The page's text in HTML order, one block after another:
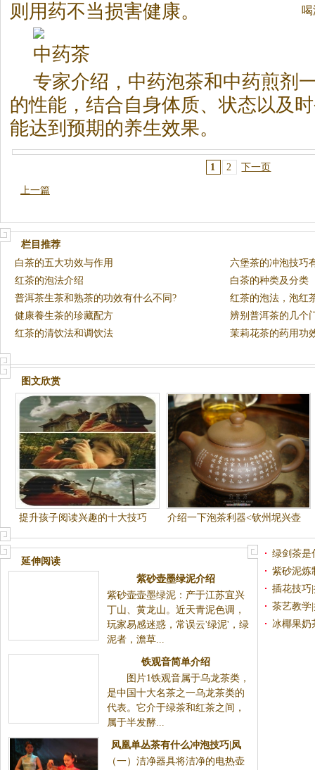
则用药不当损害健康。
中药茶
专家介绍，中药泡茶和中药煎剂
的性能，结合自身体质、状态以及
能达到预期的养生效果。
1 2 下一页
上一篇
栏目推荐
白茶的五大功效与作用
六堡茶的冲泡技巧
红茶的泡法介绍
白茶的种类及分类
普洱茶生茶和熟茶的功效有什么不同?
红茶的泡法，泡红
健康養生茶的珍藏配方
辨别普洱茶的几个
红茶的清饮法和调饮法
茉莉花茶的药用功
图文欣赏
提升孩子阅读兴趣的十大技巧
介绍一下泡茶利器<钦州坭兴壶
>
延伸阅读
紫砂壶墨绿泥介绍
紫砂壶壶墨绿泥：产于江苏宜兴
丁山、黄龙山。近天青泥色调，
玩家易感迷惑，常误云'绿泥'，绿
泥者，澹草...
铁观音简单介绍
图片1铁观音属于乌龙茶类，
是中国十大名茶之一乌龙茶类的
代表。它介于绿茶和红茶之间，
属于半发酵...
凤凰单丛茶有什么冲泡技巧|凤
凰单枞冲泡方法
（一）洁净器具将洁净的电热壶
绿剑茶是
紫砂泥炼
插花技巧
茶艺教学
冰椰果奶